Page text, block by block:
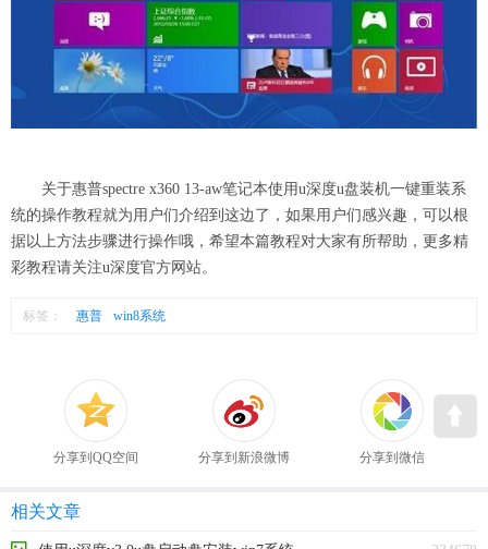
关于惠普spectre x360 13-aw笔记本使用u深度u盘装机一键重装系
统的操作教程就为用户们介绍到这边了，如果用户们感兴趣，可以根
据以上方法步骤进行操作哦，希望本篇教程对大家有所帮助，更多精
彩教程请关注u深度官方网站。
标签： 惠普 win8系统
分享到QQ空间 分享到新浪微博 分享到微信
相关文章